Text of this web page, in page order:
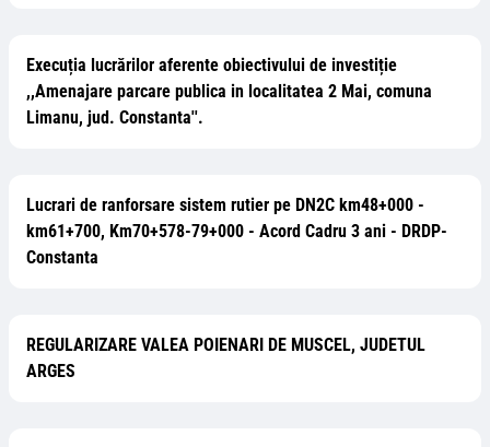
Execuția lucrărilor aferente obiectivului de investiție
,,Amenajare parcare publica in localitatea 2 Mai, comuna
Limanu, jud. Constanta''.
Lucrari de ranforsare sistem rutier pe DN2C km48+000 -
km61+700, Km70+578-79+000 - Acord Cadru 3 ani - DRDP-
Constanta
REGULARIZARE VALEA POIENARI DE MUSCEL, JUDETUL
ARGES